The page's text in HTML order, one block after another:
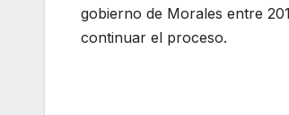
gobierno de Morales entre
continuar el proceso.